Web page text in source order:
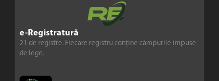
e-Registratură
21 de registre. Fiecare registru conține câmpurile impuse
de lege.